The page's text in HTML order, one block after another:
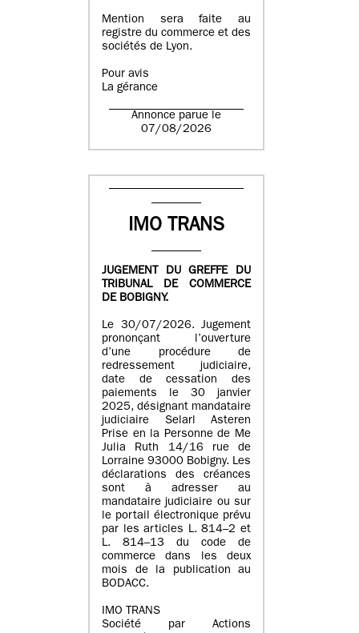
Mention sera faite au
registre du commerce et des
sociétés de Lyon.
Pour avis
La gérance
Annonce parue le
07/08/2026
IMO TRANS
JUGEMENT DU GREFFE DU
TRIBUNAL DE COMMERCE
DE BOBIGNY.
Le 30/07/2026. Jugement
prononçant l’ouverture
d’une procédure de
redressement judiciaire,
date de cessation des
paiements le 30 janvier
2025, désignant mandataire
judiciaire Selarl Asteren
Prise en la Personne de Me
Julia Ruth 14/16 rue de
Lorraine 93000 Bobigny. Les
déclarations des créances
sont à adresser au
mandataire judiciaire ou sur
le portail électronique prévu
par les articles L. 814–2 et
L. 814–13 du code de
commerce dans les deux
mois de la publication au
BODACC.
IMO TRANS
Société par Actions